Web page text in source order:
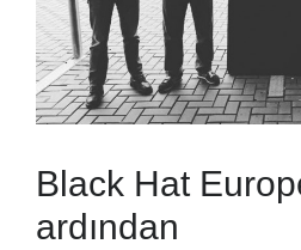
Black Hat
ardından